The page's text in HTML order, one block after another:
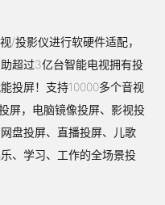
/投影仪进行软硬件适配，
超过3亿台智能电视拥有投
投屏！支持10000多个音视
屏，电脑镜像投屏、影视投
盘投屏、直播投屏、儿歌
、学习、工作的全场景投